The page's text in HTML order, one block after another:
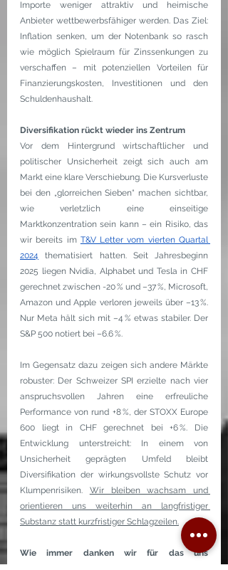
Importe weniger attraktiv und heimische
Anbieter wettbewerbsfähiger werden. Das Ziel:
Inflation senken, um der Notenbank so rasch
wie möglich Spielraum für Zinssenkungen zu
verschaffen – mit potenziellen Vorteilen für
Finanzierungskosten, Investitionen und den
Schuldenhaushalt.
Diversifikation rückt wieder ins Zentrum
Vor dem Hintergrund wirtschaftlicher und
politischer Unsicherheit zeigt sich auch am
Markt eine klare Verschiebung. Die Kursverluste
bei den „glorreichen Sieben“ machen sichtbar,
wie verletzlich eine einseitige
Marktkonzentration sein kann – ein Risiko, das
wir bereits im T&V Letter vom vierten Quartal
2024 thematisiert hatten. Seit Jahresbeginn
2025 liegen Nvidia, Alphabet und Tesla in CHF
gerechnet zwischen -20 % und –37 %, Microsoft,
Amazon und Apple verloren jeweils über –13 %.
Nur Meta hält sich mit –4 % etwas stabiler. Der
S&P 500 notiert bei –6.6 %.
Im Gegensatz dazu zeigen sich andere Märkte
robuster: Der Schweizer SPI erzielte nach vier
anspruchsvollen Jahren eine erfreuliche
Performance von rund +8 %, der STOXX Europe
600 liegt in CHF gerechnet bei +6 %. Die
Entwicklung unterstreicht: In einem von
Unsicherheit geprägten Umfeld bleibt
Diversifikation der wirkungsvollste Schutz vor
Klumpenrisiken. Wir bleiben wachsam und
orientieren uns weiterhin an langfristiger
Substanz statt kurzfristiger Schlagzeilen.
Wie immer danken wir für das uns